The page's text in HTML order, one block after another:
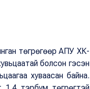
төгрөгөөр АПУ ХК-
болсон гэсэн
хуваасан байна.